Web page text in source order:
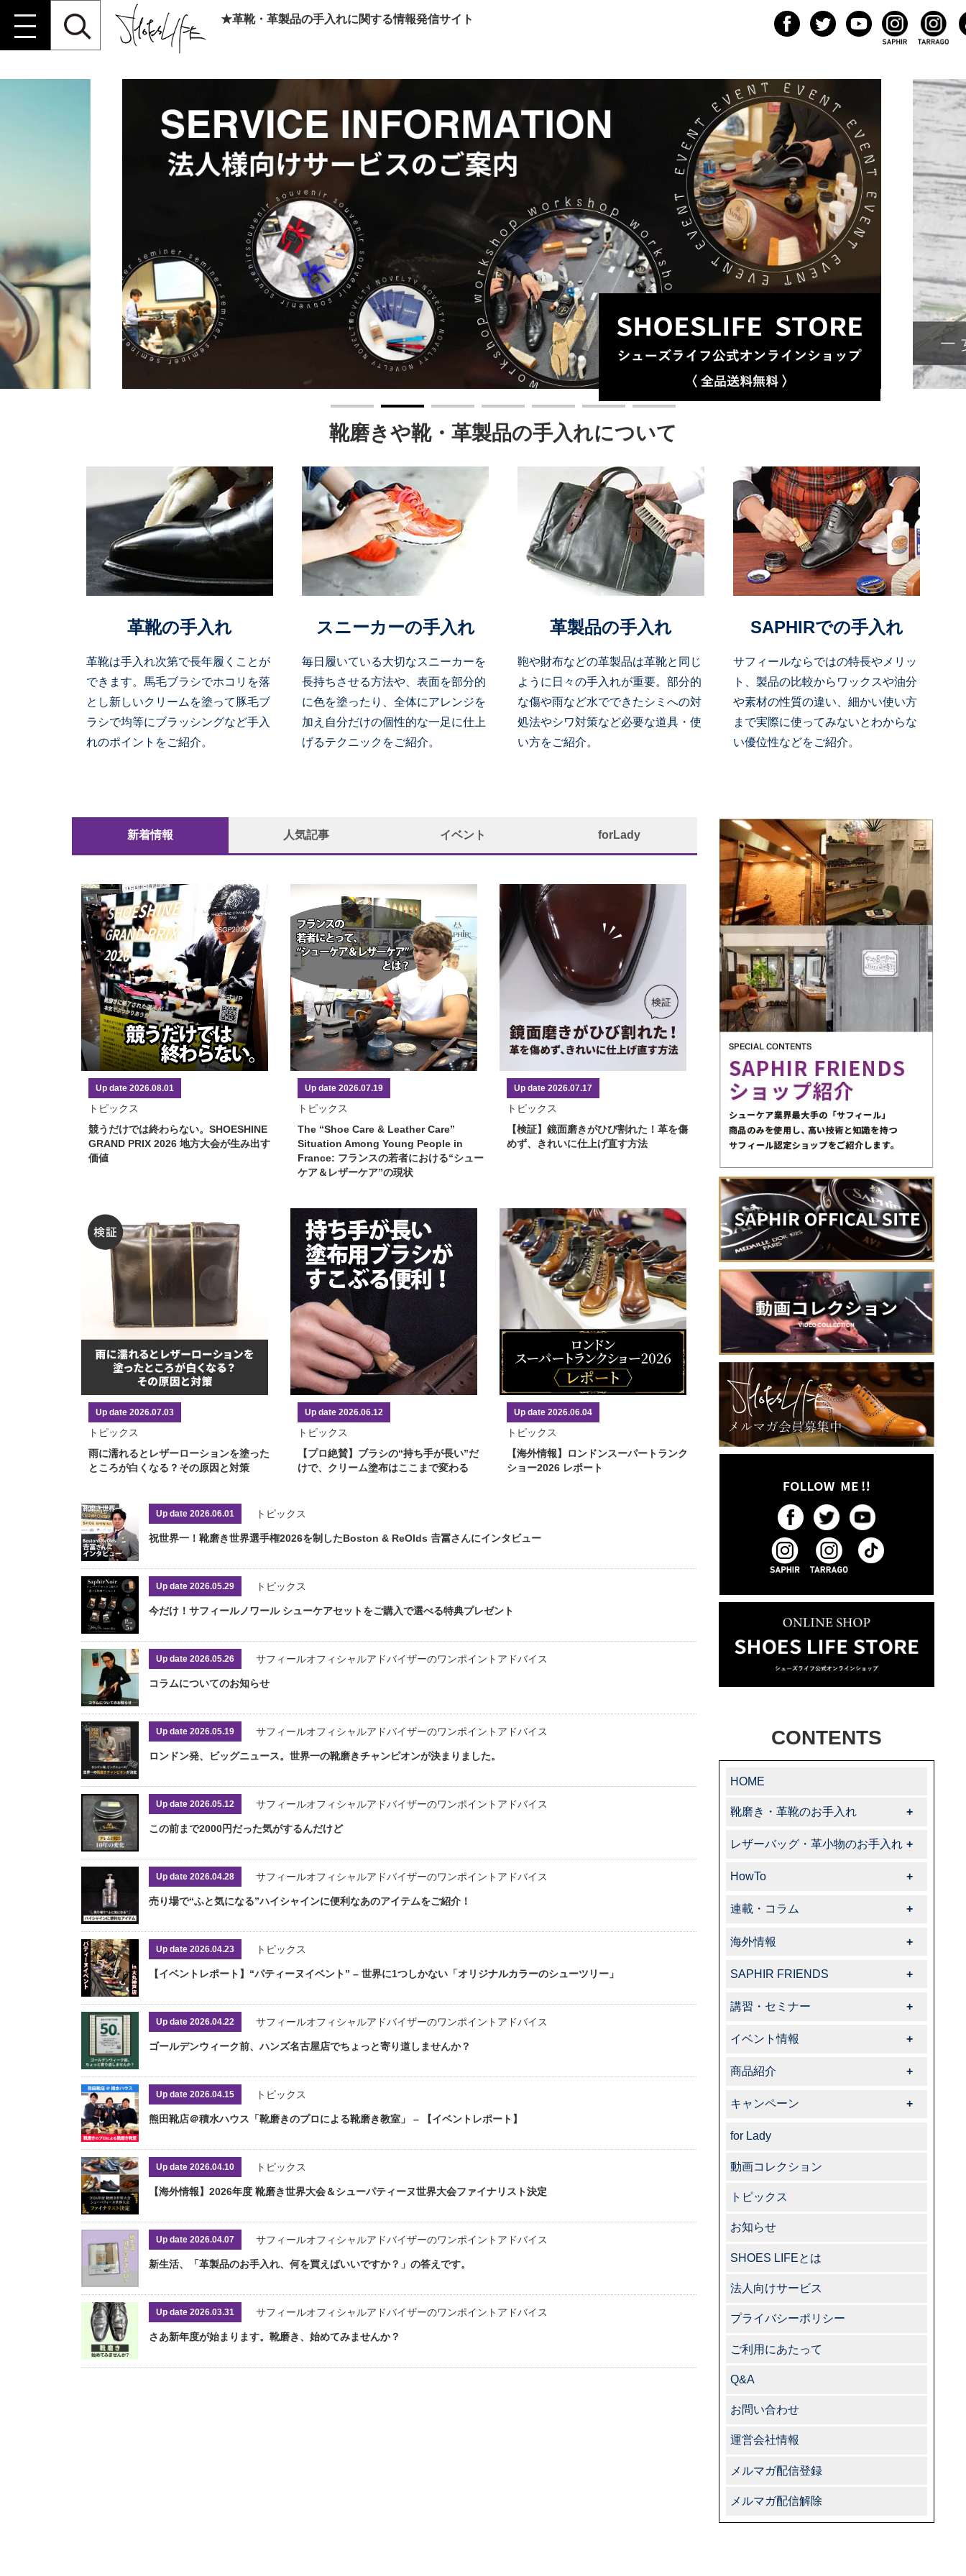
★革靴・革製品の手入れに関する情報発信サイト
靴磨きや靴・革製品の手入れについて
革靴の手入れ
革靴は手入れ次第で長年履くことが
できます。馬毛ブラシでホコリを落
とし新しいクリームを塗って豚毛ブ
ラシで均等にブラッシングなど手入
れのポイントをご紹介。
スニーカーの手入れ
毎日履いている大切なスニーカーを
長持ちさせる方法や、表面を部分的
に色を塗ったり、全体にアレンジを
加え自分だけの個性的な一足に仕上
げるテクニックをご紹介。
革製品の手入れ
鞄や財布などの革製品は革靴と同じ
ように日々の手入れが重要。部分的
な傷や雨など水でできたシミへの対
処法やシワ対策など必要な道具・使
い方をご紹介。
SAPHIRでの手入れ
サフィールならではの特長やメリッ
ト、製品の比較からワックスや油分
や素材の性質の違い、細かい使い方
まで実際に使ってみないとわからな
い優位性などをご紹介。
新着情報 人気記事 イベント forLady
Up date 2026.08.01
トピックス
競うだけでは終わらない。SHOESHINE
GRAND PRIX 2026 地方大会が生み出す
価値
Up date 2026.07.19
トピックス
The “Shoe Care & Leather Care”
Situation Among Young People in
France: フランスの若者における“シュー
ケア＆レザーケア”の現状
Up date 2026.07.17
トピックス
【検証】鏡面磨きがひび割れた！革を傷
めず、きれいに仕上げ直す方法
Up date 2026.07.03
トピックス
雨に濡れるとレザーローションを塗った
ところが白くなる？その原因と対策
Up date 2026.06.12
トピックス
【プロ絶賛】ブラシの“持ち手が長い”だ
けで、クリーム塗布はここまで変わる
Up date 2026.06.04
トピックス
【海外情報】ロンドンスーパートランク
ショー2026 レポート
Up date 2026.06.01 トピックス
祝世界一！靴磨き世界選手権2026を制したBoston & ReOlds 𠮷冨さんにインタビュー
Up date 2026.05.29 トピックス
今だけ！サフィールノワール シューケアセットをご購入で選べる特典プレゼント
Up date 2026.05.26 サフィールオフィシャルアドバイザーのワンポイントアドバイス
コラムについてのお知らせ
Up date 2026.05.19 サフィールオフィシャルアドバイザーのワンポイントアドバイス
ロンドン発、ビッグニュース。世界一の靴磨きチャンピオンが決まりました。
Up date 2026.05.12 サフィールオフィシャルアドバイザーのワンポイントアドバイス
この前まで2000円だった気がするんだけど
Up date 2026.04.28 サフィールオフィシャルアドバイザーのワンポイントアドバイス
売り場で“ふと気になる”ハイシャインに便利なあのアイテムをご紹介！
Up date 2026.04.23 トピックス
【イベントレポート】“パティーヌイベント” – 世界に1つしかない「オリジナルカラーのシューツリー」
Up date 2026.04.22 サフィールオフィシャルアドバイザーのワンポイントアドバイス
ゴールデンウィーク前、ハンズ名古屋店でちょっと寄り道しませんか？
Up date 2026.04.15 トピックス
熊田靴店＠積水ハウス「靴磨きのプロによる靴磨き教室」 – 【イベントレポート】
Up date 2026.04.10 トピックス
【海外情報】2026年度 靴磨き世界大会＆シューパティーヌ世界大会ファイナリスト決定
Up date 2026.04.07 サフィールオフィシャルアドバイザーのワンポイントアドバイス
新生活、「革製品のお手入れ、何を買えばいいですか？」の答えです。
Up date 2026.03.31 サフィールオフィシャルアドバイザーのワンポイントアドバイス
さあ新年度が始まります。靴磨き、始めてみませんか？
CONTENTS
HOME
靴磨き・革靴のお手入れ
-サフィールノワール
-コルドヌリ・アングレーズ
-ダスコ
-タラゴ
-その他
レザーバッグ・革小物のお手入れ
HowTo
連載・コラム
海外情報
SAPHIR FRIENDS
講習・セミナー
イベント情報
商品紹介
キャンペーン
for Lady
動画コレクション
トピックス
お知らせ
SHOES LIFEとは
法人向けサービス
プライバシーポリシー
ご利用にあたって
Q&A
お問い合わせ
運営会社情報
メルマガ配信登録
メルマガ配信解除